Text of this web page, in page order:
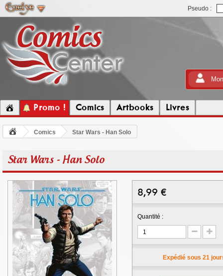
Pseudo :
Promo ! Comics Artbooks Livres
Comics Star Wars - Han Solo
Star Wars - Han Solo
8,99 €
Quantité :
Expédié sous 21